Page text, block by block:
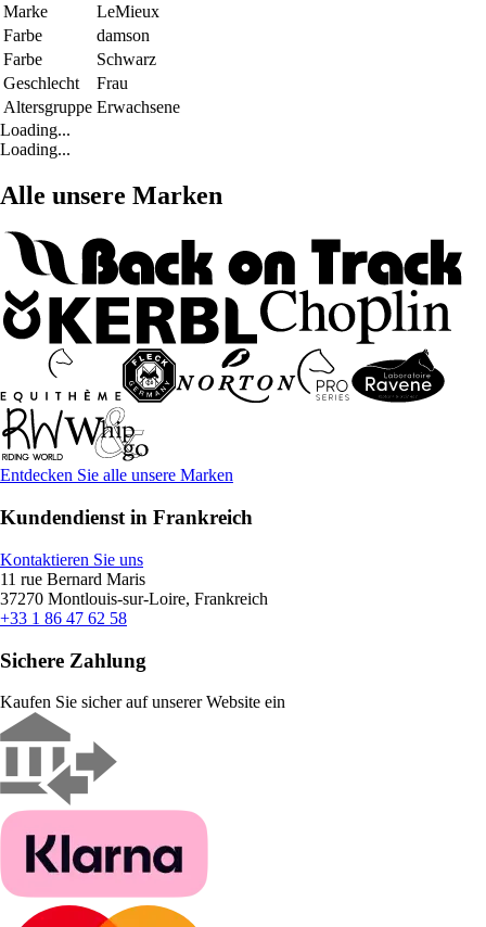
Marke
LeMieux
Farbe
damson
Farbe
Schwarz
Geschlecht
Frau
Altersgruppe Erwachsene
Loading...
Loading...
Alle unsere Marken
Entdecken Sie alle unsere Marken
Kundendienst in Frankreich
Kontaktieren Sie uns
11 rue Bernard Maris
37270 Montlouis-sur-Loire, Frankreich
+33 1 86 47 62 58
Sichere Zahlung
Kaufen Sie sicher auf unserer Website ein